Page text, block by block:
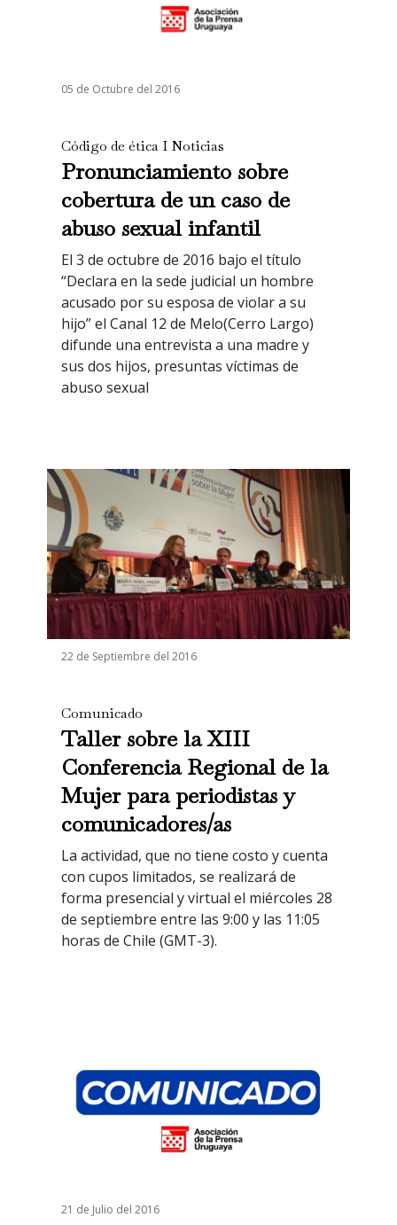
05 de Octubre del 2016
Código de ética I Noticias
Pronunciamiento sobre
cobertura de un caso de
abuso sexual infantil
El 3 de octubre de 2016 bajo el título
“Declara en la sede judicial un hombre
acusado por su esposa de violar a su
hijo” el Canal 12 de Melo(Cerro Largo)
difunde una entrevista a una madre y
sus dos hijos, presuntas víctimas de
abuso sexual
22 de Septiembre del 2016
Comunicado
Taller sobre la XIII
Conferencia Regional de la
Mujer para periodistas y
comunicadores/as
La actividad, que no tiene costo y cuenta
con cupos limitados, se realizará de
forma presencial y virtual el miércoles 28
de septiembre entre las 9:00 y las 11:05
horas de Chile (GMT-3).
21 de Julio del 2016